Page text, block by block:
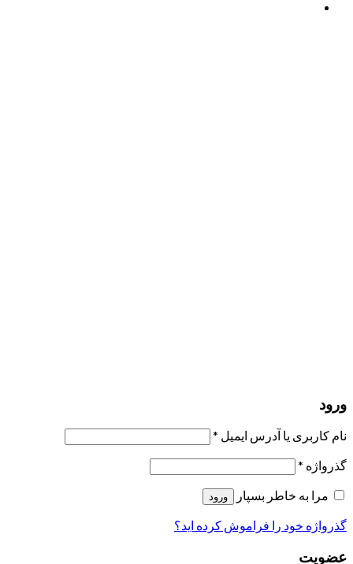
ورود
نام کاربری یا آدرس ایمیل *
گذرواژه *
مرا به خاطر بسپار
ورود
گذرواژه خود را فراموش کرده اید؟
عضویت